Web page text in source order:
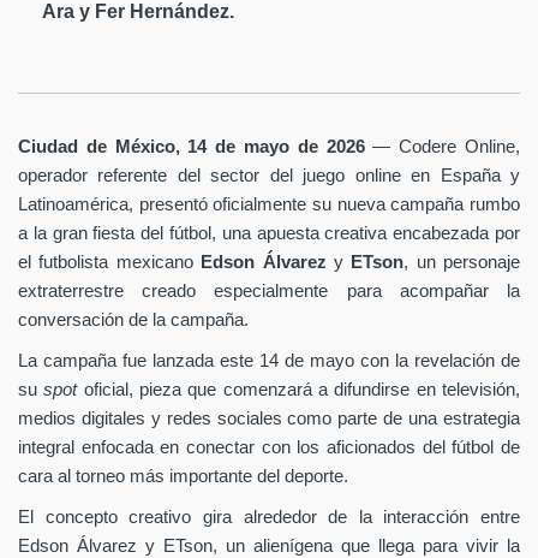
Ara y Fer Hernández.
Ciudad de México, 14 de mayo de 2026— Codere Online,
operador referente del sector del juego online en España y
Latinoamérica, presentó oficialmente su nueva campaña rumbo
a la gran fiesta del fútbol, una apuesta creativa encabezada por
el futbolista mexicano Edson Álvarez yETson, un personaje
extraterrestre creado especialmente para acompañar la
conversación de la campaña.
La campaña fue lanzada este 14 de mayo con la revelación de
suspot oficial, pieza que comenzará a difundirse en televisión,
medios digitales y redes sociales como parte de una estrategia
integral enfocada en conectar con los aficionados del fútbol de
cara al torneo más importante del deporte.
El concepto creativo gira alrededor de la interacción entre
Edson Álvarez y ETson, un alienígena que llega para vivir la